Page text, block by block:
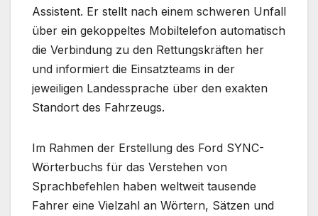
Assistent. Er stellt nach einem schweren Unfall
über ein gekoppeltes Mobiltelefon automatisch
die Verbindung zu den Rettungskräften her
und informiert die Einsatzteams in der
jeweiligen Landessprache über den exakten
Standort des Fahrzeugs.
Im Rahmen der Erstellung des Ford SYNC-
Wörterbuchs für das Verstehen von
Sprachbefehlen haben weltweit tausende
Fahrer eine Vielzahl an Wörtern, Sätzen und